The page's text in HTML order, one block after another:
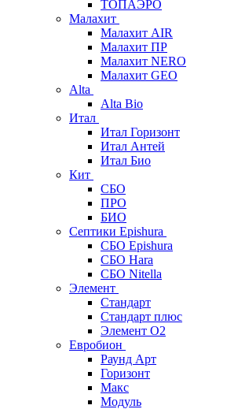
ТОПАЭРО
Малахит
Малахит AIR
Малахит ПР
Малахит NERO
Малахит GEO
Alta
Alta Bio
Итал
Итал Горизонт
Итал Антей
Итал Био
Кит
СБО
ПРО
БИО
Септики Epishura
СБО Epishura
СБО Hara
СБО Nitella
Элемент
Стандарт
Стандарт плюс
Элемент О2
Евробион
Раунд Арт
Горизонт
Макс
Модуль